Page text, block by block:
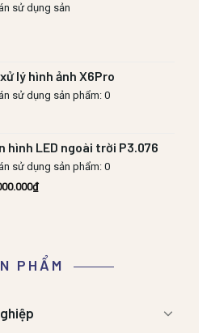
sử dụng sản
lý hình ảnh X6Pro
sử dụng sản phẩm: 0
hình LED ngoài trời P3.076
sử dụng sản phẩm: 0
₫
PHẨM